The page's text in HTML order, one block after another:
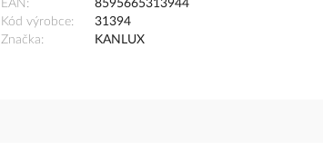
EAN
8595665313944
Kód výrobce
31394
Značka
KANLUX